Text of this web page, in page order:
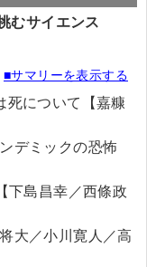
むサイエンス
■サマリーを表示する
死について【嘉糠
デミックの恐怖
下島昌幸／西條政
大／小川寛人／高